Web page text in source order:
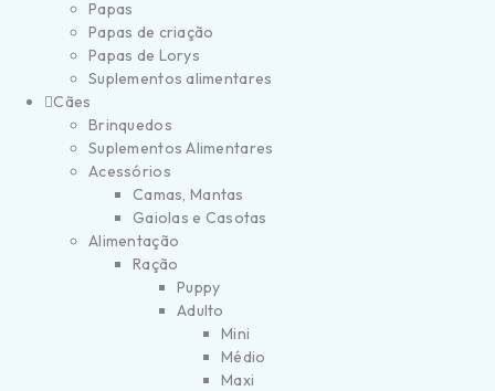
Papas
Papas de criação
Papas de Lorys
Suplementos alimentares
Cães
Brinquedos
Suplementos Alimentares
Acessórios
Camas, Mantas
Gaiolas e Casotas
Alimentação
Ração
Puppy
Adulto
Mini
Médio
Maxi